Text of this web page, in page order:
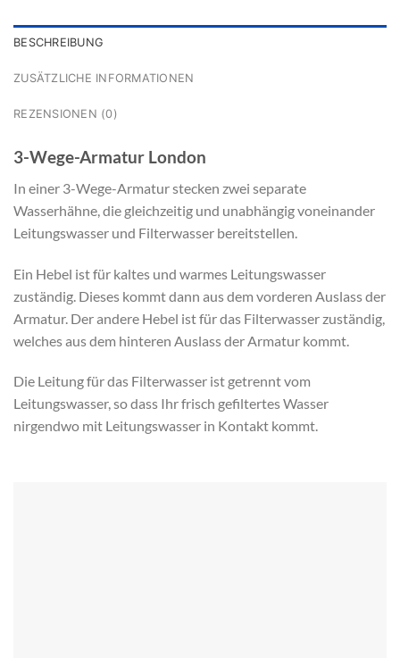
BESCHREIBUNG
ZUSÄTZLICHE INFORMATIONEN
REZENSIONEN (0)
3-Wege-Armatur London
In einer 3-Wege-Armatur stecken zwei separate
Wasserhähne, die gleichzeitig und unabhängig voneinander
Leitungswasser und Filterwasser bereitstellen.
Ein Hebel ist für kaltes und warmes Leitungswasser
zuständig. Dieses kommt dann aus dem vorderen Auslass der
Armatur. Der andere Hebel ist für das Filterwasser zuständig,
welches aus dem hinteren Auslass der Armatur kommt.
Die Leitung für das Filterwasser ist getrennt vom
Leitungswasser, so dass Ihr frisch gefiltertes Wasser
nirgendwo mit Leitungswasser in Kontakt kommt.